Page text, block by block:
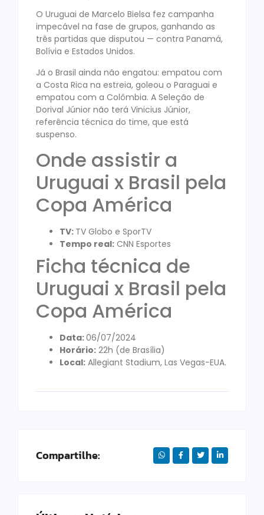
O Uruguai de Marcelo Bielsa fez campanha
impecável na fase de grupos, ganhando as
três partidas que disputou — contra Panamá,
Bolívia e Estados Unidos.
Já o Brasil ainda não engatou: empatou com
a Costa Rica na estreia, goleou o Paraguai e
empatou com a Colômbia. A Seleção de
Dorival Júnior não terá Vinicius Júnior,
referência técnica do time, que está
suspenso.
Onde assistir a
Uruguai x Brasil pela
Copa América
TV: TV Globo e SporTV
Tempo real: CNN Esportes
Ficha técnica de
Uruguai x Brasil pela
Copa América
Data:06/07/2024
Horário: 22h (de Brasília)
Local: Allegiant Stadium, Las Vegas-EUA.
Compartilhe: